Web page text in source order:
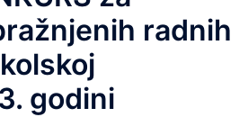
radnih
godini